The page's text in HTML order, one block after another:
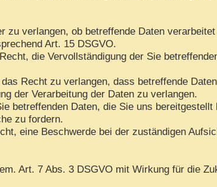
zu verlangen, ob betreffende Daten
Art. 15 DSGVO.
die Vervollständigung der Sie
Recht zu verlangen, dass betreffende
der Verarbeitung der Daten zu verlangen.
betreffenden Daten, die Sie uns
zu fordern.
eine Beschwerde bei der zuständigen
Art. 7 Abs. 3 DSGVO mit Wirkung für die